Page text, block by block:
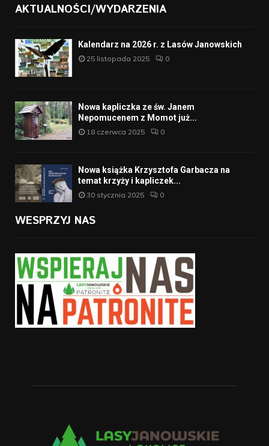
AKTUALNOŚCI/WYDARZENIA
Kalendarz na 2026 r. z Lasów Janowskich
25 listopada 2025 0
Nowa kapliczka ze św. Janem
Nepomucenem z Momot już...
18 czerwca 2025 0
Nowa książka Krzysztofa Garbacza na
temat krzyży i kapliczek...
30 stycznia 2025 0
WESPRZYJ NAS